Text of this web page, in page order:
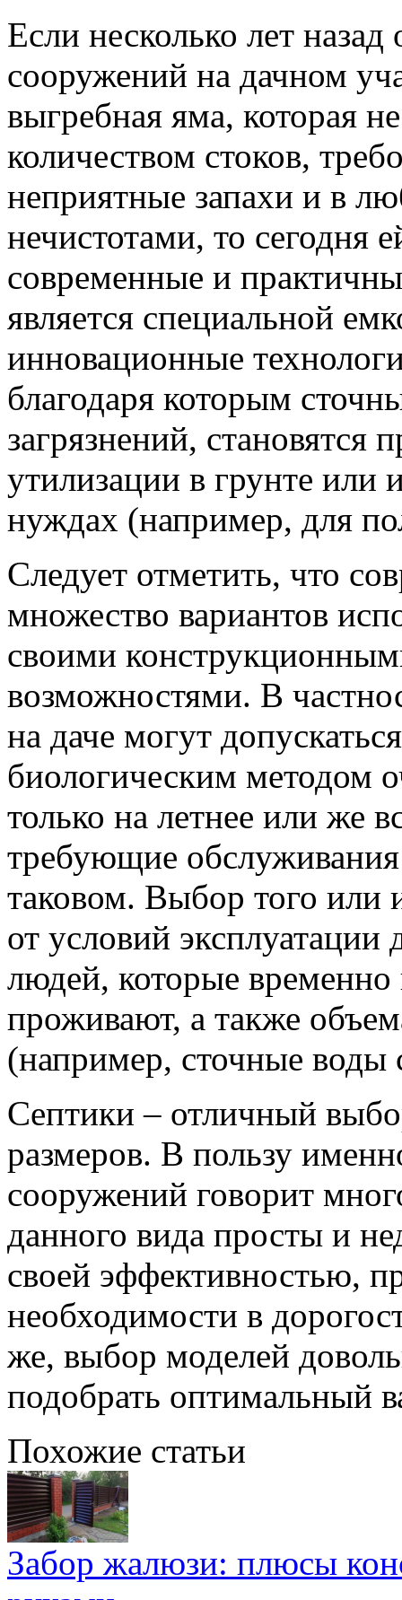
Если несколько лет
сооружений на дачном
выгребная яма, которая
количеством стоков,
неприятные запахи и в
нечистотами, то сегодня
современные и
является специальной
инновационные
благодаря которым
загрязнений,
утилизации в грунте или
нуждах (например, для
Следует отметить, что
множество вариантов
своими
возможностями. В
на даче могут
биологическим методом
только на летнее или же
требующие
таковом. Выбор того или
от условий эксплуатации
людей, которые
проживают, а также
(например, сточные воды
Септики – отличный
размеров. В пользу
сооружений говорит
данного вида просты и
своей эффективностью,
необходимости в
же, выбор моделей
подобрать оптимальный
Похожие статьи
Забор жалюзи: плюсы